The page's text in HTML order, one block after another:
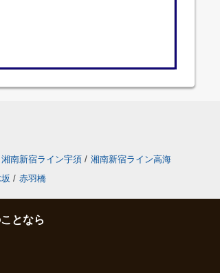
湘南新宿ライン宇須 / 湘南新宿ライン高海
/ 赤羽橋
となら